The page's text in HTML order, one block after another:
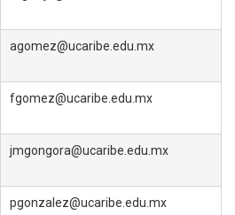
agomez@ucaribe.edu.mx
fgomez@ucaribe.edu.mx
jmgongora@ucaribe.edu.mx
pgonzalez@ucaribe.edu.mx